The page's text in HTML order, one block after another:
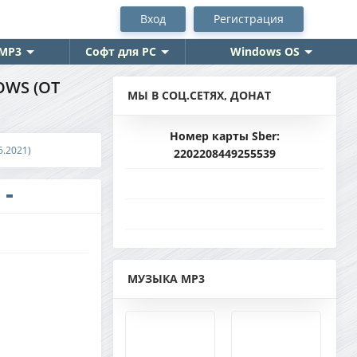
Вход Регистрация
Софт для PC Windows OS
(ОТ МЫ В СОЦ.СЕТЯХ, ДОНАТ
Номер карты Sber:
2202208449255539
МУЗЫКА MP3